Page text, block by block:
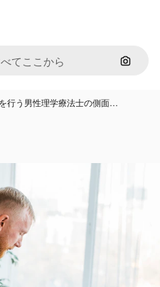
画像で
行う男性理学療法士の側面…